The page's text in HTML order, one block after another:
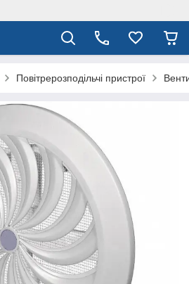
Повітрерозподільчі пристрої